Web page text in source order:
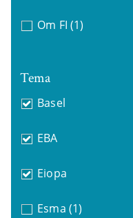
Om FI (1)
Tema
Basel
EBA
Eiopa
Esma (1)